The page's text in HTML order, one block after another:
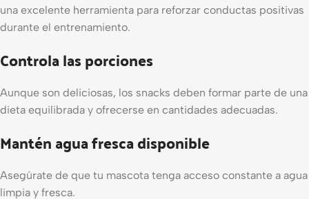
una excelente herramienta para reforzar conductas positivas
durante el entrenamiento.
Controla las porciones
Aunque son deliciosas, los snacks deben formar parte de una
dieta equilibrada y ofrecerse en cantidades adecuadas.
Mantén agua fresca disponible
Asegúrate de que tu mascota tenga acceso constante a agua
limpia y fresca.